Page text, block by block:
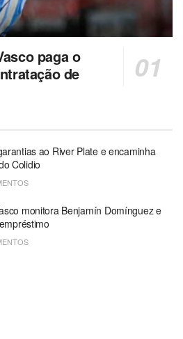
paga o
de
ao River Plate e encaminha
Colidio
monitora Benjamín Domínguez e